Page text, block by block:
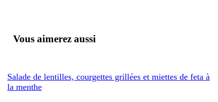
Vous aimerez aussi
Salade de lentilles, courgettes grillées et miettes de feta à
la menthe